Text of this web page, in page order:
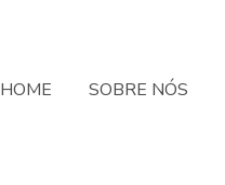
HOME SOBRE NÓS